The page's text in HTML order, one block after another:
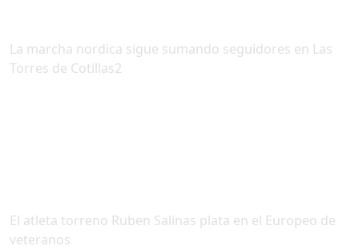
La marcha nordica sigue sumando seguidores en Las
Torres de Cotillas2
El atleta torreno Ruben Salinas plata en el Europeo de
veteranos